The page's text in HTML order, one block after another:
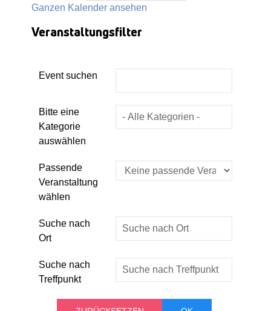
Ganzen Kalender ansehen
Veranstaltungsfilter
Event suchen
Bitte eine
Kategorie
auswählen
Eine Kategorie auswählen um die
Passende
Veranstaltung
wählen
Suche nach
Ort
Suche nach
Treffpunkt